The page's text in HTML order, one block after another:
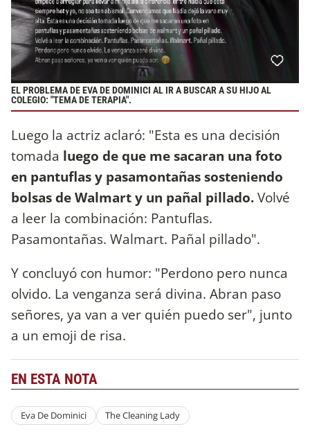
EL PROBLEMA DE EVA DE DOMINICI AL IR A BUSCAR A SU HIJO AL
COLEGIO: "TEMA DE TERAPIA".
Luego la actriz aclaró: "Esta es una decisión
tomada luego de que me sacaran una foto
en pantuflas y pasamontañas sosteniendo
bolsas de Walmart y un pañal pillado.Volvé
a leer la combinación: Pantuflas.
Pasamontañas. Walmart. Pañal pillado".
Y concluyó con humor: "Perdono pero nunca
olvido. La venganza será divina. Abran paso
señores, ya van a ver quién puedo ser", junto
a un emoji de risa.
EN ESTA NOTA
Eva De Dominici The Cleaning Lady